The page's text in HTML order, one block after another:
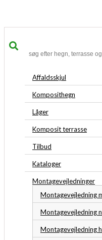
Affaldsskjul
Komposithegn
Låger
Komposit terrasse
Tilbud
Kataloger
Montagevejledninger
Montagevejledning
Montagevejledning
Montagevejledning